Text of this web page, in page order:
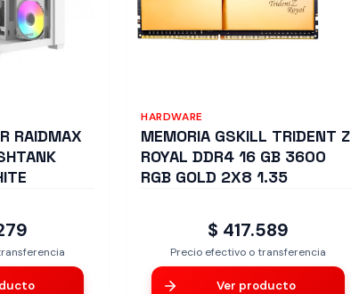
RAIDMAX
HARDWARE
MEMORIA GSKILL TRIDENT Z
ROYAL DDR4 16 GB 3600
RGB GOLD 2X8 1.35
$ 417.589
Precio efectivo o transferencia
Ver producto